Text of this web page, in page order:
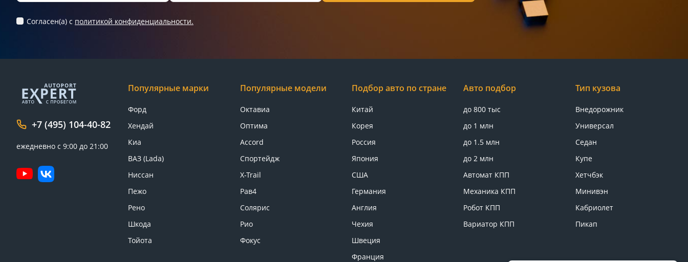
Согласен(а) c политикой конфиденциальности.
+7 (495) 104-40-82
ежедневно с 9:00 до 21:00
Популярные марки
Форд
Хендай
Киа
ВАЗ (Lada)
Ниссан
Пежо
Рено
Шкода
Тойота
Популярные модели
Октавиа
Оптима
Accord
Спортейдж
X-Trail
Рав4
Солярис
Рио
Фокус
Подбор авто по стране
Китай
Корея
Россия
Япония
США
Германия
Англия
Чехия
Швеция
Франция
Авто подбор
до 800 тыс
до 1 млн
до 1.5 млн
до 2 млн
Автомат КПП
Механика КПП
Робот КПП
Вариатор КПП
Тип кузова
Внедорожник
Универсал
Седан
Купе
Хетчбэк
Минивэн
Кабриолет
Пикап